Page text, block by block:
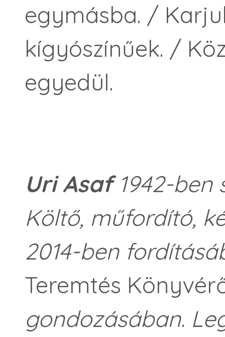
egymásba. /
kígyószínűek. /
egyedül.
Uri Asaf 1942-
Költő, műfordító,
2014-ben
Teremtés
gondozásában.